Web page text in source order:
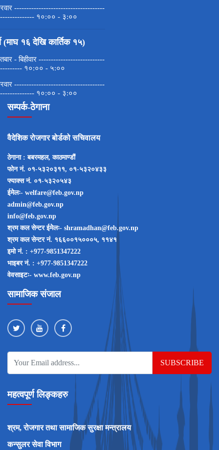
-------------------------------------
१०:०० - ३:००
(माघ १६ देखि कार्तिक १५)
- बिहीवार ---------------------------
१०:०० - ५:००
-------------------------------------
१०:०० - ३:००
सम्पर्क-ठेगाना
वैदेशिक रोजगार बोर्डको सचिवालय
ठेगाना : बबरमहल, काठमाण्डाैं
फोन नं. ०१-५३२०३११, ०१-५३२०४३३
फ्याक्स नं. ०१-५३२०५४३
ईमेेलः- welfare@feb.gov.np
admin@feb.gov.np
info@feb.gov.np
श्रम कल सेन्टर ईमेेलः- shramadhan@feb.gov.np
श्रम कल सेन्टर नं‌‌. १६६००१५०००५, ११४१
इमो नं‌‌. : +977-9851347222
भाइबर नं‌‌. : +977-9851347222
वेवसाइटः- www.feb.gov.np
सामाजिक संजाल
SUBSCRIBE
महत्वपूर्ण लिङ्कहरु
श्रम, रोजगार तथा सामाजिक सुरक्षा मन्त्रालय
कन्सुलर सेवा विभाग